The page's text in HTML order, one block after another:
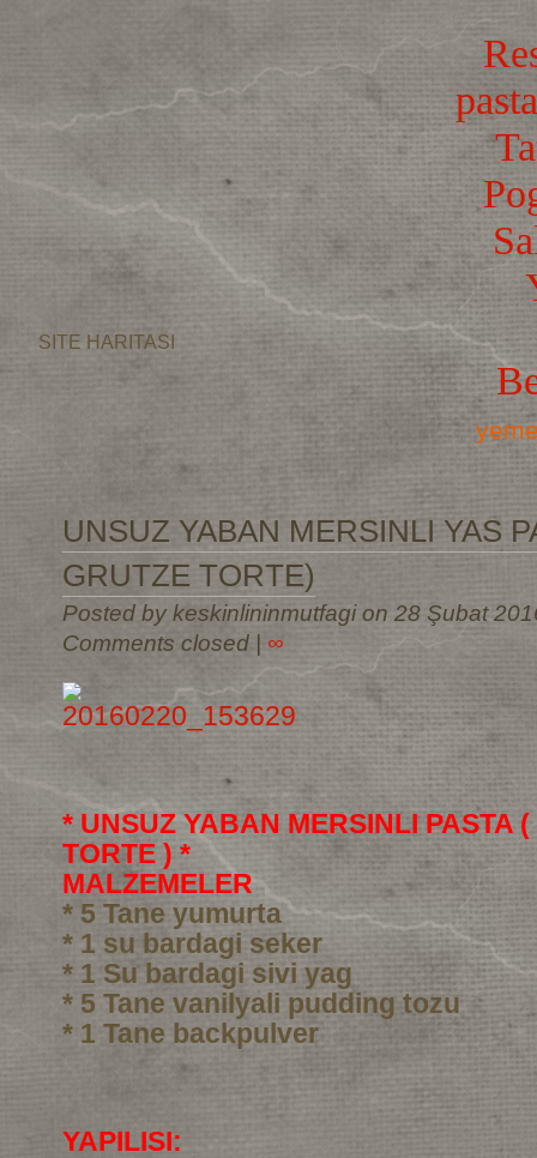
SITE HARITASI
UNSUZ YABAN MERSINLI YAS
GRUTZE TORTE)
Posted by keskinlininmutfagi on 28 Şubat
Comments closed| ∞
* UNSUZ YABAN MERSINLI PASTA
TORTE ) *
MALZEMELER
* 5 Tane yumurta
* 1 su bardagi seker
* 1 Su bardagi sivi yag
* 5 Tane vanilyali pudding tozu
* 1 Tane backpulver
YAPILISI: